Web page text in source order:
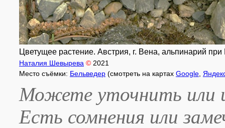
Цветущее растение. Австрия, г. Вена, альпинарий
Наталия Шевырева © 2021
Место съёмки: Бельведер (смотреть на картах Google
Можете уточнить или
Есть сомнения или